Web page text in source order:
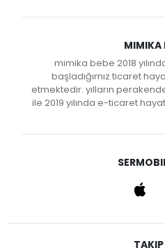
MIMIKA
mimika bebe 2018
başladığımız ticaret
etmektedir. yılların
ile 2019 yılında e-ticaret
TAKIP